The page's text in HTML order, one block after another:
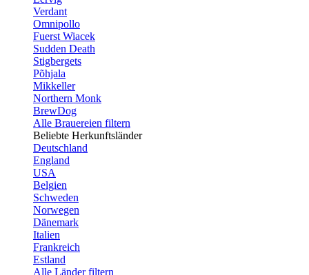
Verdant
Omnipollo
Fuerst Wiacek
Sudden Death
Stigbergets
Põhjala
Mikkeller
Northern Monk
BrewDog
Alle Brauereien filtern
Beliebte Herkunftsländer
Deutschland
England
USA
Belgien
Schweden
Norwegen
Dänemark
Italien
Frankreich
Estland
Alle Länder filtern